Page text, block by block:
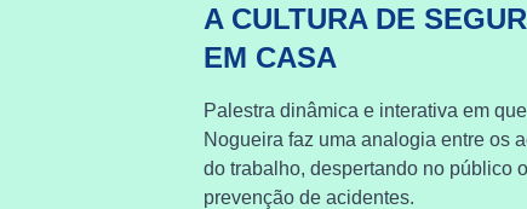
A CULTURA DE
EM CASA
Palestra dinâmica e interativa em
Nogueira faz uma analogia entre os
do trabalho, despertando no público
prevenção de acidentes.